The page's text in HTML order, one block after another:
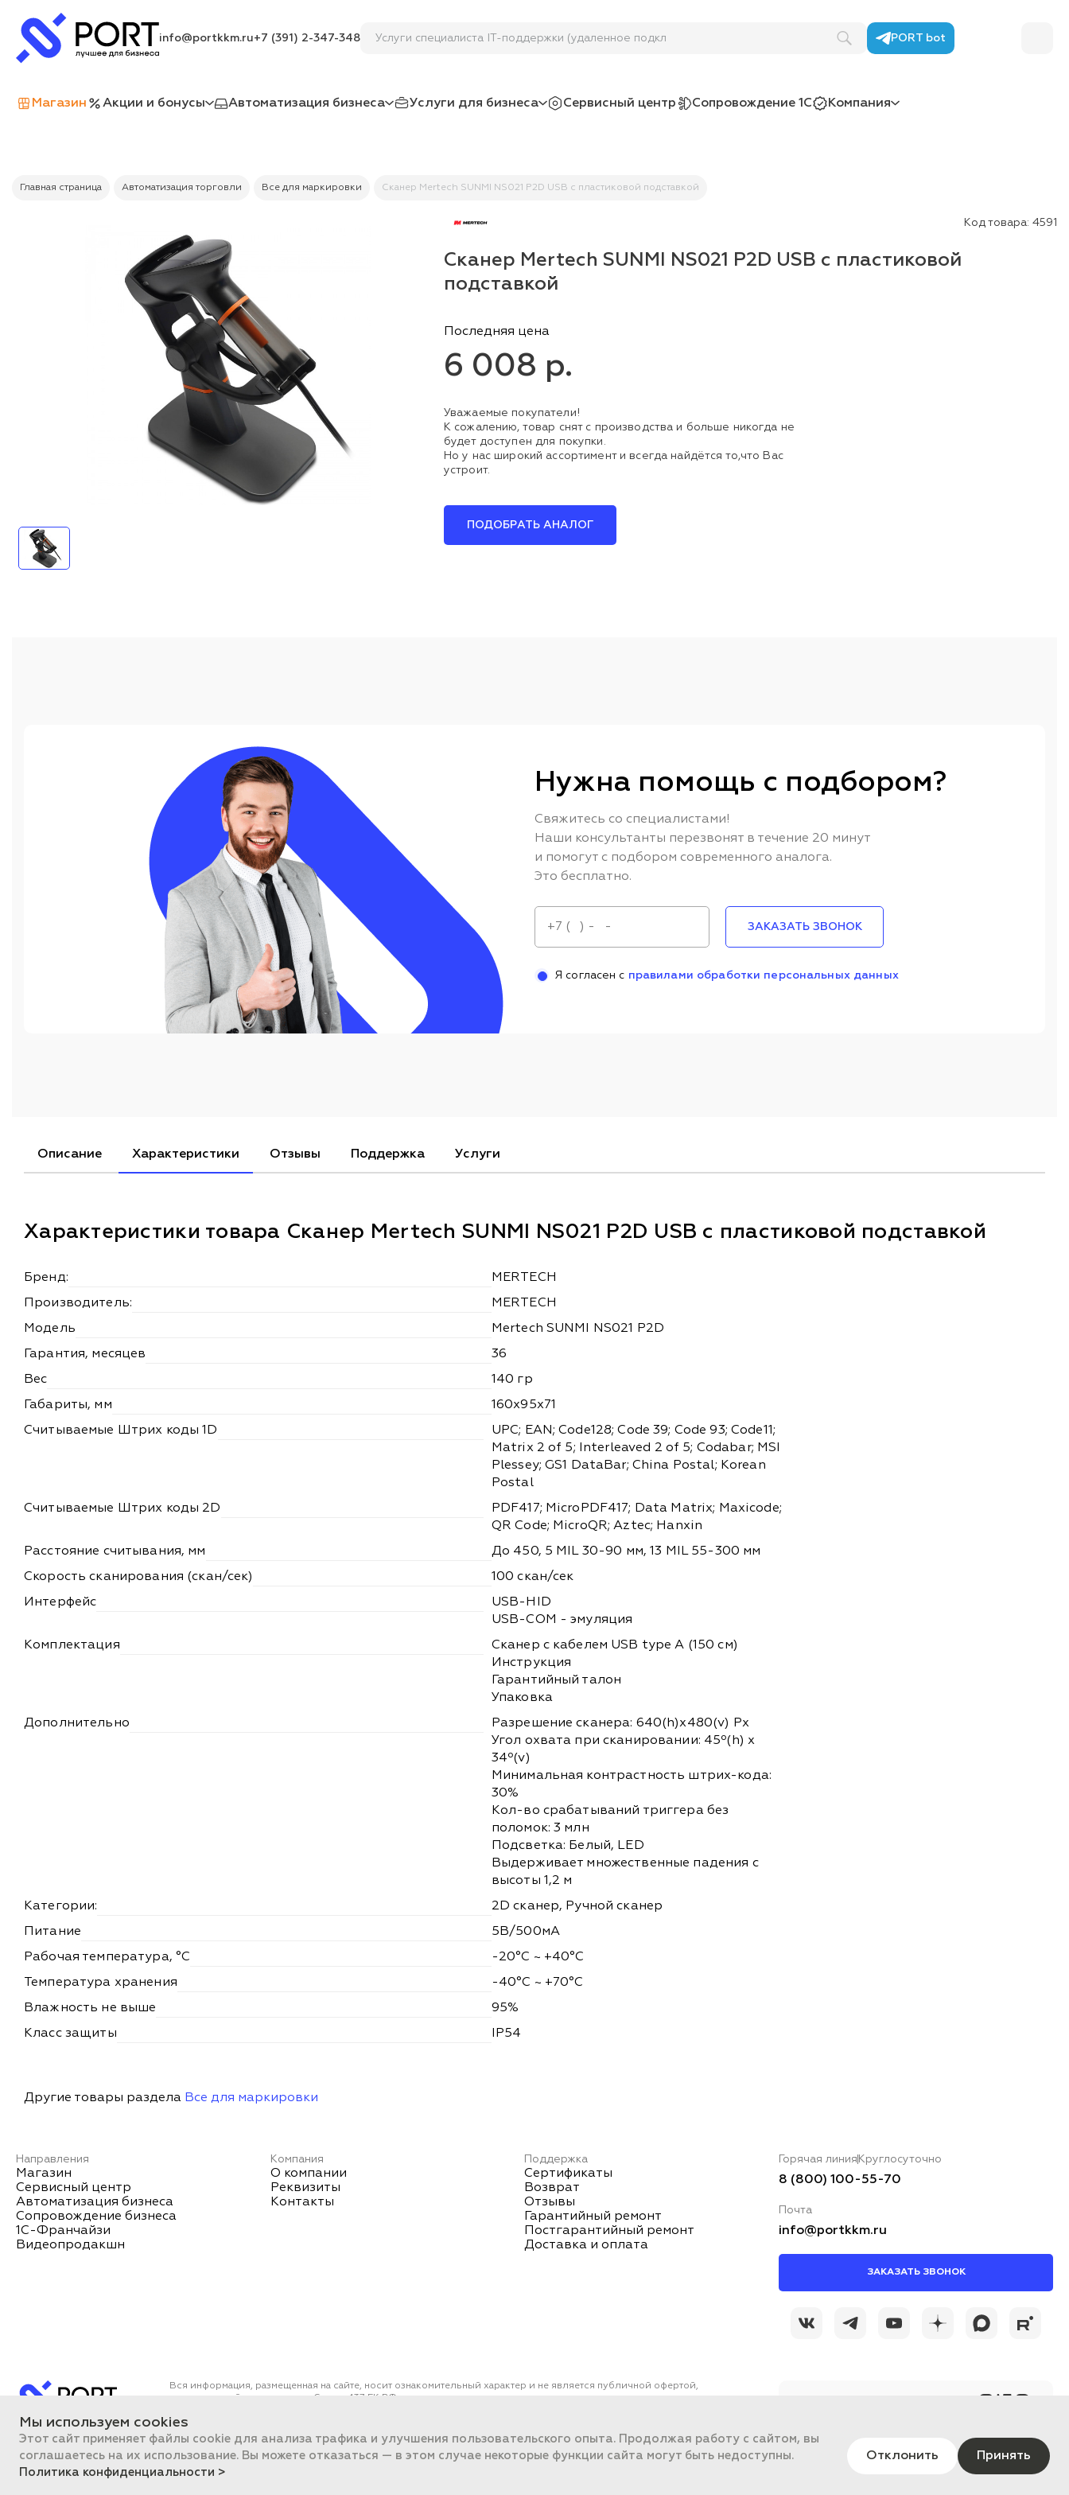
info@portkkm.ru+7 (391) 2-347-348 Услуги специалиста IT-поддержки (удаленное подключение PORT bot
Магазин Акции и бонусы Автоматизация бизнеса Услуги для бизнеса Сервисный центр Сопровождение 1С Компания
Главная страница Автоматизация торговли Все для маркировки Сканер Mertech SUNMI NS021 P2D USB с пластиковой подставкой
Код товара: 4591
Сканер Mertech SUNMI NS021 P2D USB с пластиковой
подставкой
Последняя цена
6 008 р.
Уважаемые покупатели!
К сожалению, товар снят с производства и больше никогда не
будет доступен для покупки.
Но у нас широкий ассортимент и всегда найдётся то,что Вас
устроит.
ПОДОБРАТЬ АНАЛОГ
Нужна помощь с подбором?
Свяжитесь со специалистами!
Наши консультанты перезвонят в течение 20 минут
и помогут с подбором современного аналога.
Это бесплатно.
ЗАКАЗАТЬ ЗВОНОК
Я согласен с правилами обработки персональных данных
Описание Характеристики Отзывы Поддержка Услуги
Характеристики товара Сканер Mertech SUNMI NS021 P2D USB с пластиковой подставкой
Бренд:
MERTECH
Производитель:
MERTECH
Модель
Mertech SUNMI NS021 P2D
Гарантия, месяцев
36
Вес
140 гр
Габариты, мм
160x95x71
Считываемые Штрих коды 1D
UPC; EAN; Code128; Code 39; Code 93; Code11;
Matrix 2 of 5; Interleaved 2 of 5; Codabar; MSI
Plessey; GS1 DataBar; China Postal; Korean
Postal
Считываемые Штрих коды 2D
PDF417; MicroPDF417; Data Matrix; Maxicode;
QR Code; MicroQR; Aztec; Hanxin
Расстояние считывания, мм
До 450, 5 MIL 30-90 мм, 13 MIL 55-300 мм
Скорость сканирования (скан/сек)
100 скан/сек
Интерфейс
USB-HID
USB-COM - эмуляция
Комплектация
Сканер с кабелем USB type A (150 см)
Инструкция
Гарантийный талон
Упаковка
Дополнительно
Разрешение сканера: 640(h)х480(v) Px
Угол охвата при сканировании: 45º(h) x
34º(v)
Минимальная контрастность штрих-кода:
30%
Кол-во срабатываний триггера без
поломок: 3 млн
Подсветка: Белый, LED
Выдерживает множественные падения с
высоты 1,2 м
Категории:
2D сканер, Ручной сканер
Питание
5В/500мА
Рабочая температура, °С
-20°С ~ +40°С
Температура хранения
-40°С ~ +70°С
Влажность не выше
95%
Класс защиты
IP54
Другие товары раздела Все для маркировки
Направления
Магазин
Сервисный центр
Автоматизация бизнеса
Сопровождение бизнеса
1С-Франчайзи
Видеопродакшн
Компания
О компании
Реквизиты
Контакты
Поддержка
Сертификаты
Возврат
Отзывы
Гарантийный ремонт
Постгарантийный ремонт
Доставка и оплата
Горячая линия Круглосуточно
8 (800) 100-55-70
Почта
info@portkkm.ru
ЗАКАЗАТЬ ЗВОНОК
Вся информация, размещенная на сайте, носит ознакомительный характер и не является публичной офертой,
определяемой положениями Статьи 437 ГК РФ.
ПОРТ 2011-2026
контент PORT - бизнес
Мы используем cookies
Этот сайт применяет файлы cookie для анализа трафика и улучшения пользовательского опыта. Продолжая работу с сайтом, вы
соглашаетесь на их использование. Вы можете отказаться — в этом случае некоторые функции сайта могут быть недоступны.
Политика конфиденциальности >
Отклонить Принять